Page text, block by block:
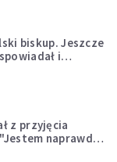
biskup. Jeszcze
i
z przyjęcia
naprawdę